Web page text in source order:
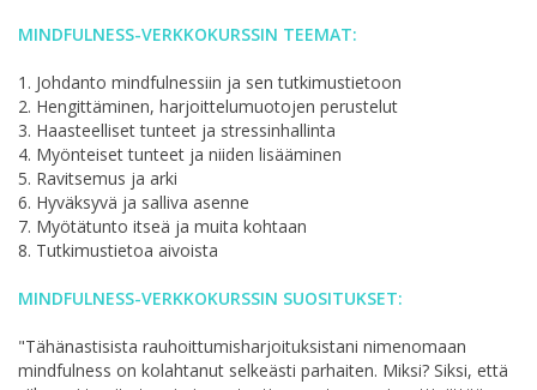
MINDFULNESS-VERKKOKURSSIN TEEMAT:
1. Johdanto mindfulnessiin ja sen tutkimustietoon
2. Hengittäminen, harjoittelumuotojen perustelut
3. Haasteelliset tunteet ja stressinhallinta
4. Myönteiset tunteet ja niiden lisääminen
5. Ravitsemus ja arki
6. Hyväksyvä ja salliva asenne
7. Myötätunto itseä ja muita kohtaan
8. Tutkimustietoa aivoista
MINDFULNESS-VERKKOKURSSIN SUOSITUKSET:
"Tähänastisista rauhoittumisharjoituksistani nimenomaan
mindfulness on kolahtanut selkeästi parhaiten. Miksi? Siksi, että